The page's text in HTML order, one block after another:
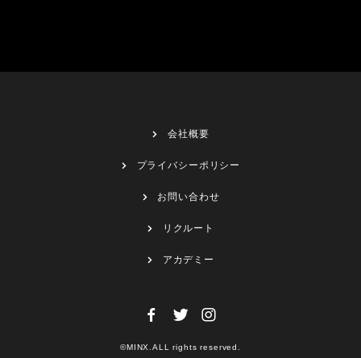
会社概要
プライバシーポリシー
お問い合わせ
リクルート
アカデミー
©MINX.ALL rights reserved.